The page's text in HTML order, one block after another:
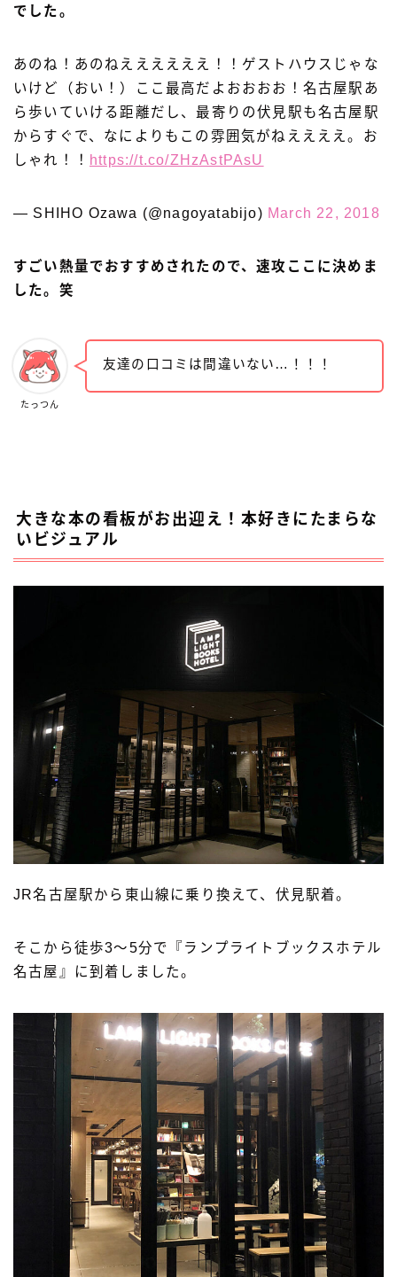
でした。
あのね！あのねええええええ！！ゲストハウスじゃな
いけど（おい！）ここ最高だよおおおお！名古屋駅あ
ら歩いていける距離だし、最寄りの伏見駅も名古屋駅
からすぐで、なによりもこの雰囲気がねええええ。お
しゃれ！！ https://t.co/ZHzAstPAsU
— SHIHO Ozawa (@nagoyatabijo) March 22, 2018
すごい熱量でおすすめされたので、速攻ここに決めま
した。笑
たっつん
友達の口コミは間違いない…！！！
大きな本の看板がお出迎え！本好きにたまらな
いビジュアル
JR名古屋駅から東山線に乗り換えて、伏見駅着。
そこから徒歩3〜5分で『ランプライトブックスホテル
名古屋』に到着しました。